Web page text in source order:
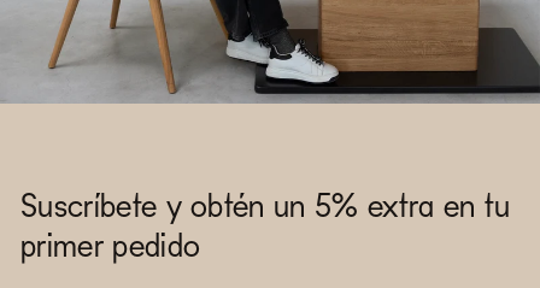
Suscríbete y obtén un 5% extra en tu
primer pedido